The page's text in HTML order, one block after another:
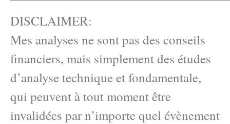
DISCLAIMER:
Mes analyses ne sont pas des conseils
financiers, mais simplement des études
d’analyse technique et fondamentale,
qui peuvent à tout moment être
invalidées par n’importe quel évènement